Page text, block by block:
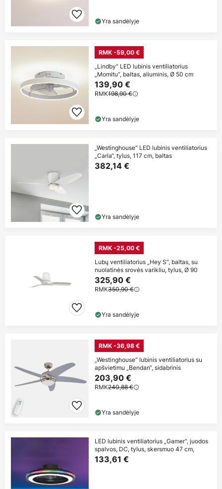
Yra sandėlyje
RMK -59,00 €
„Lindby“ LED lubinis ventiliatorius
„Momitu“, baltas, aliuminis, Ø 50 cm
139,90 €
RMK198,90 €
Yra sandėlyje
„Westinghouse“ LED lubinis ventiliatorius
„Carla“, tylus, 117 cm, baltas
382,14 €
Yra sandėlyje
RMK -25,00 €
Lubų ventiliatorius „Hey S“, baltas, su
nuolatinės srovės varikliu, tylus, Ø 90
325,90 €
RMK350,90 €
Yra sandėlyje
RMK -36,98 €
„Westinghouse“ lubinis ventiliatorius su
apšvietimu „Bendan“, sidabrinis
203,90 €
RMK240,88 €
Yra sandėlyje
LED lubinis ventiliatorius „Gamer“, juodos
spalvos, DC, tylus, skersmuo 47 cm,
133,61 €